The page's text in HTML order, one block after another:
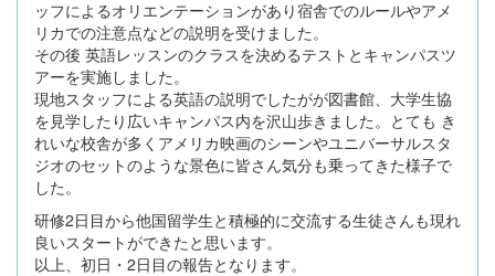
ッフによるオリエンテーションがあり宿舎でのルールやアメ
リカでの注意点などの説明を受けました。
その後 英語レッスンのクラスを決めるテストとキャンパスツ
アーを実施しました。
現地スタッフによる英語の説明でしたがが図書館、大学生協
を見学したり広いキャンパス内を沢山歩きました。とても き
れいな校舎が多くアメリカ映画のシーンやユニバーサルスタ
ジオのセットのような景色に皆さん気分も乗ってきた様子で
した。
研修2日目から他国留学生と積極的に交流する生徒さんも現れ
良いスタートができたと思います。
以上、初日・2日目の報告となります。